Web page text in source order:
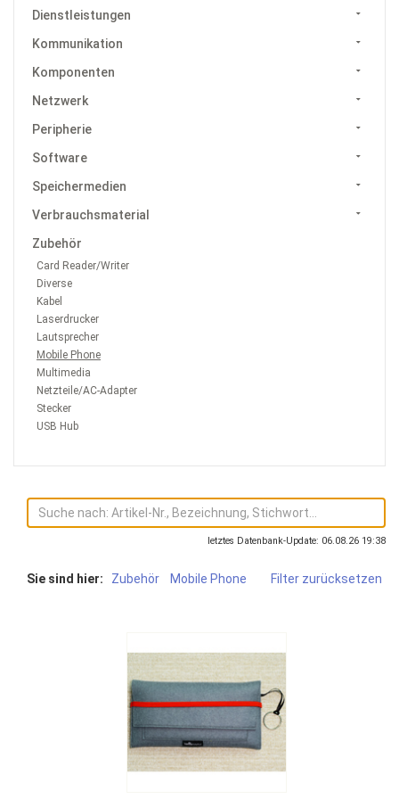
Dienstleistungen
Kommunikation
Komponenten
Netzwerk
Peripherie
Software
Speichermedien
Verbrauchsmaterial
Zubehör
Card Reader/Writer
Diverse
Kabel
Laserdrucker
Lautsprecher
Mobile Phone
Multimedia
Netzteile/AC-Adapter
Stecker
USB Hub
letztes Datenbank-Update: 06.08.26 19:38
Sie sind hier: Zubehör Mobile Phone Filter zurücksetzen